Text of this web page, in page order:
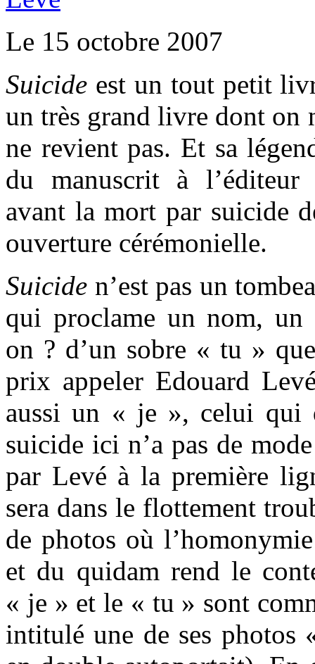
Le 15 octobre 2007
Suicide est un tout petit
un très grand livre dont on
ne revient pas. Et sa
du manuscrit à l’éditeur
avant la mort par suicide
ouverture cérémonielle.
Suicide n’est pas un
qui proclame un nom,
on ? d’un sobre « tu »
prix appeler Edouard
aussi un « je », celui
suicide ici n’a pas de
par Levé à la première
sera dans le flottement
de photos où
et du quidam rend le
« je » et le « tu » sont
intitulé une de ses photos